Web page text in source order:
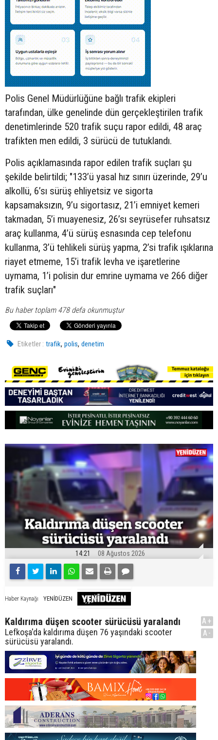
Polis Genel Müdürlüğüne bağlı trafik ekipleri
tarafından, ülke genelinde dün gerçekleştirilen trafik
denetimlerinde 520 trafik suçu rapor edildi, 48 araç
trafikten men edildi, 3 sürücü de tutuklandı.
Polis açıklamasında rapor edilen trafik suçları şu
şekilde belirtildi; "133’ü yasal hız sınırı üzerinde, 29’u
alkollü, 6’sı sürüş ehliyetsiz ve sigorta
kapsamaksızın, 9’u sigortasız, 21’i emniyet kemeri
takmadan, 5’i muayenesiz, 26’sı seyrüsefer ruhsatsız
araç kullanma, 4’ü sürüş esnasında cep telefonu
kullanma, 3’ü tehlikeli sürüş yapma, 2’si trafik ışıklarına
riayet etmeme, 15’i trafik levha ve işaretlerine
uymama, 1’i polisin dur emrine uymama ve 266 diğer
trafik suçları"
Bu haber toplam 478 defa okunmuştur
Etiketler : trafik,polis,denetim
14:21 08 Ağustos 2026
Haber Kaynağı YENİDÜZEN
Kaldırıma düşen scooter sürücüsü yaralandı
Lefkoşa'da kaldırıma düşen 76 yaşındaki scooter
sürücüsü yaralandı.
A+
A-